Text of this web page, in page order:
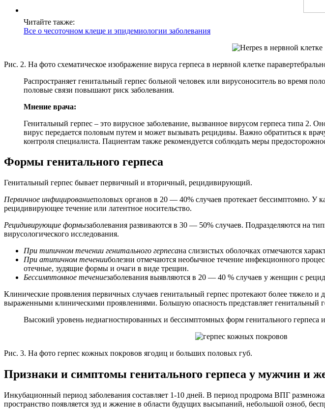
Читайте также:
Все о чесоточном клеще и эпидемиологии заболевания
Рис. 2. На фото схематическое изображение вируса герпеса в нервной клетке
Распространяет генитальный герпес больной человек или вирусоноситель во время
половые связи повышают риск заболевания.
Мнение врача:
Генитальный герпес – это вирусное заболевание, вызванное вирусом герпеса типа 2.
вирус передается половым путем и может вызывать рецидивы. Важно обратиться к
контроля специалиста. Пациентам также рекомендуется соблюдать меры
Формы генитального герпеса
Генитальный герпес бывает первичный и вторичный, рецидивирующий.
Первичное инфицированиеполовых органов в 20 — 40% случаев протекает бессимптомно. У
рецидивирующее течение или латентное носительство.
Рецидивирующие формызаболевания развиваются в 30 — 50% случаев. Подразделяются на
вирусологического исследования.
При типичном течении генитального герпесана слизистых оболочках отмечаются
При атипичном теченииболезни отмечаются необычное течение инфекционного
отечные, зудящие формы и очаги в виде трещин.
Бессимптомное течениезаболевания выявляются в 20 — 40 % случаев у женщин с
Клинические проявления первичных случаев генитальный герпес протекают более тяжело
выраженными клиническими проявлениями. Большую опасность представляет
Высокий уровень недиагностированных и бессимптомных форм генитального герпеса
Рис. 3. На фото герпес кожных покровов ягодиц и больших половых губ.
Признаки и симптомы генитального герпеса у мужчин и
Инкубационный период заболевания составляет 1-10 дней. В период продрома ВПГ
пространство появляется зуд и жжение в области будущих высыпаний, небольшой озноб,